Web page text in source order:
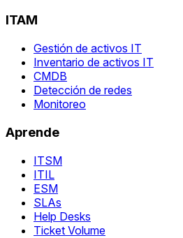
ITAM
Gestión de activos IT
Inventario de activos IT
CMDB
Detección de redes
Monitoreo
Aprende
ITSM
ITIL
ESM
SLAs
Help Desks
Ticket Volume